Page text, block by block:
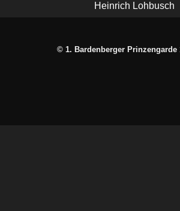
Heinrich Lohbusch
© 1. Bardenberger Prinzengarde